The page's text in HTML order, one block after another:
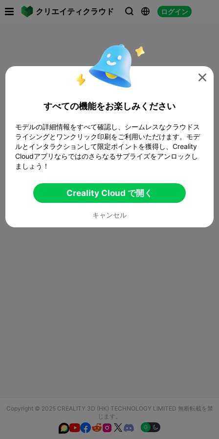
クリエイティクラウド   ログイン
Copyright © 2025 CREALITY 3D (HK) TECHNOLOGY LIMITED 無断転載を禁
じます。
  

すべての機能をお楽しみください
モデルの詳細情報をすべて確認し、シームレスなクラウドス
ライシングとワンクリック印刷をご利用いただけます。モデ
ルとインタラクションして限定ポイントを獲得し、Creality
Cloudアプリならではのさらなるサプライズをアンロックし
ましょう！
Creality Cloud で開く
キャンセル